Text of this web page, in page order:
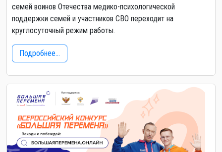
семей воинов Отечества медико-психологической
поддержки семей и участников СВО переходит на
круглосуточный режим работы.
Подробнее...